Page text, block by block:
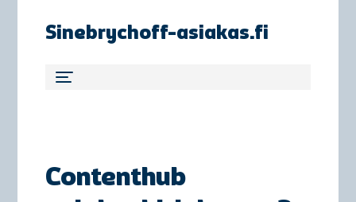
Sinebrychoff-asiakas.fi
Contenthub